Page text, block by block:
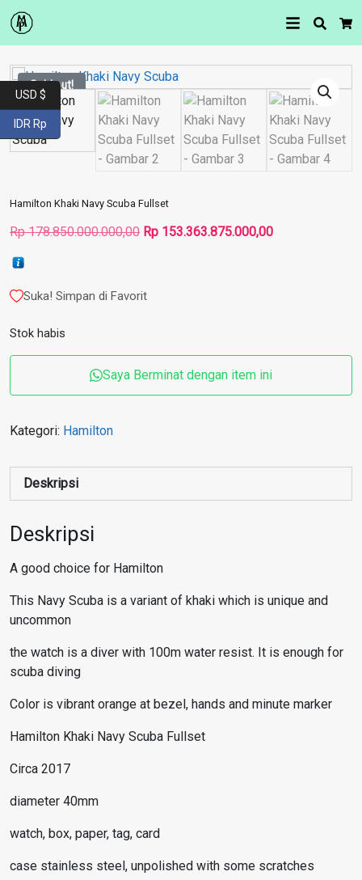
Sold out!
Hamilton Khaki Navy Scuba Fullset
Rp178.850.000.000,00 Harga
Rp 178.850.000.000,00.
Rp 153.363.875.000,00Harga
Suka! Simpan di Favorit
Stok habis
Saya Berminat dengan item ini
Kategori: Hamilton
Deskripsi
Deskripsi
A good choice for Hamilton
This Navy Scuba is a variant of khaki which is unique and
uncommon
the watch is a diver with 100m water resist. It is enough for
scuba diving
Color is vibrant orange at bezel, hands and minute marker
Hamilton Khaki Navy Scuba Fullset
Circa 2017
diameter 40mm
watch, box, paper, tag, card
case stainless steel, unpolished with some scratches
USD $
IDR Rp